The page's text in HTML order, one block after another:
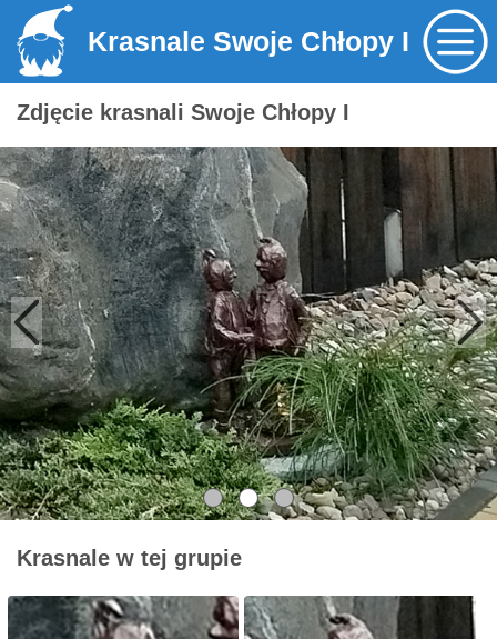
Krasnale Swoje Chłopy I
Zdjęcie krasnali Swoje Chłopy I
Krasnale w tej grupie